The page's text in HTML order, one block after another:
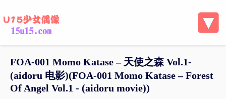
FOA-001 Momo Katase – 天使之森 Vol.1-
(aidoru 电影)(FOA-001 Momo Katase – Forest
Of Angel Vol.1 - (aidoru movie))